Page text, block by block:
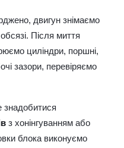
двигун знімаємо
Після миття
циліндри, поршні,
зазори, перевіряємо
знадобитися
з хонінгуванням або
блока виконуємо